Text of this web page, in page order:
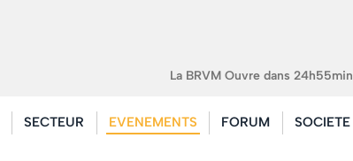
La BRVM Ouvre dans 24h55min
SECTEUR EVENEMENTS FORUM SOCIETE